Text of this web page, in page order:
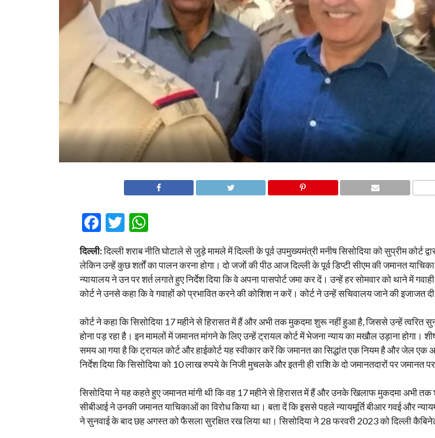
Facebook
Twitter
WhatsApp
दिल्ली:दिल्ली शराब नीति घोटाले से जुड़े मामले में दिल्ली के पूर्व उपमुख्यमंत्री मनीष सिसोदिया को सुप्रीम कोर्ट
लेकिन उन्हें कुछ शर्तों का पालन करना होगा। दो जजों की पीठ आज दिल्ली के पूर्व डिप्टी सीएम की जमानत
न्यायालय ने उन पर शर्त लगाते हुए निर्देश दिया कि वे अपना पासपोर्ट जमा कर दें। उन्हें हर सोमवार को थाने में
कोर्ट ने उनसे कहा कि वे गवाहों को प्रभावित करने की कोशिश न करें। कोर्ट ने उन्हें सचिवालय जाने की इजाजत
कोर्ट ने कहा कि सिसोदिया 17 महीने से हिरासत में हैं और अभी तक मुकदमा शुरू नहीं हुआ है, जिससे उन्हें त्वरित
होना पड़ रहा है। इन मामलों में जमानत मांगने के लिए उन्हें ट्रायल कोर्ट में भेजना न्याय का मखौल उड़ाना होगा।
समय आ गया है कि ट्रायल कोर्ट और हाईकोर्ट यह स्वीकार करें कि जमानत का सिद्धांत एक नियम है और जेल एक
निर्देश दिया कि सिसोदिया को 10 लाख रुपये के निजी मुचलके और इतनी ही राशि के दो जमानतदारों पर जमानत पर
सिसोदिया ने यह कहते हुए जमानत मांगी थी कि वह 17 महीने से हिरासत में हैं और उनके खिलाफ मुकदमा अभी
सीबीआई ने उनकी जमानत याचिकाओं का विरोध किया था। बता दें कि इससे पहले न्यायमूर्ति बीआर गवई और
ने सुनवाई के बाद छह अगस्त को फैसला सुरक्षित रख लिया था। सिसोदिया ने 28 फरवरी 2023 को दिल्ली